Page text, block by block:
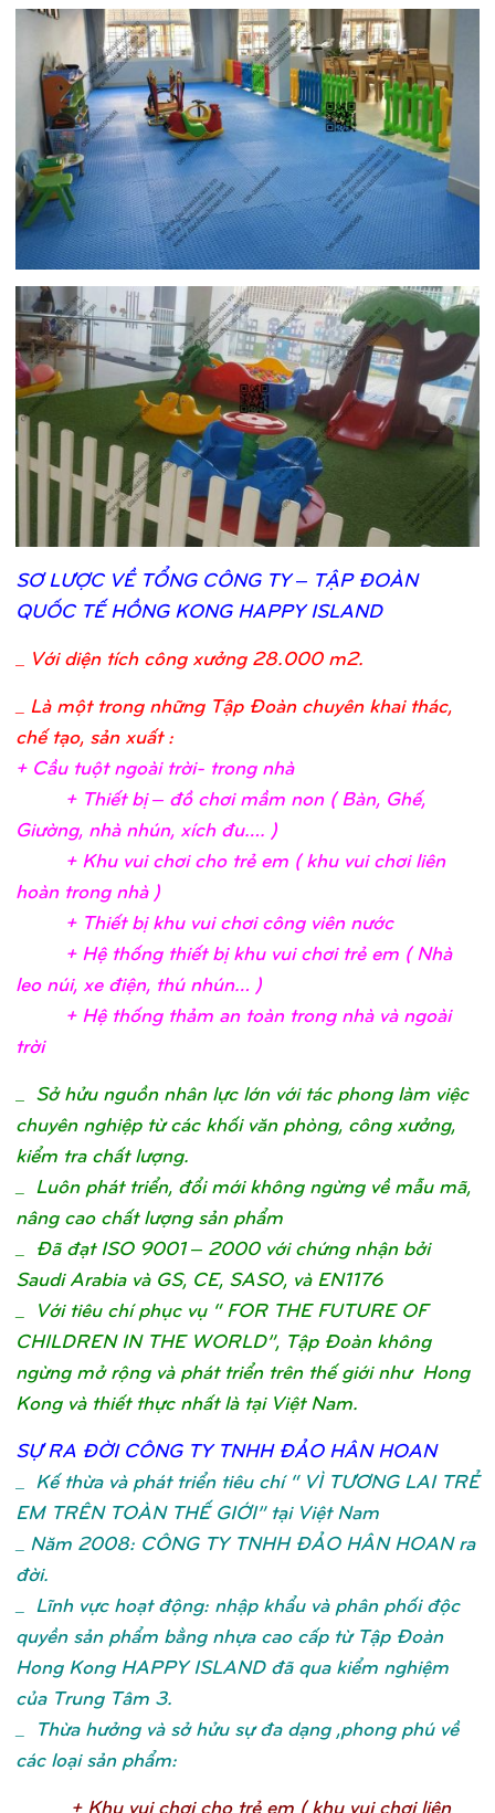
SƠLƯỢC VỀTỔNG CÔNG TY – TẬP ĐOÀN
QUỐC TẾHỒNG KONG HAPPY ISLAND
Với diện tích công xưởng 28.000 m2.
_ Là một trong những Tập Đoàn chuyên khai thác,
chế tạo, sản xuất :
+ Cầu tuột ngoài trời- trong nhà
+ Thiết bị– đồchơi mầm non ( Bàn, Ghế,
Giường, nhà nhún, xích đu…. )
+ Khu vui chơi cho trẻem ( khu vui chơi liên
hoàn trong nhà )
+ Thiết bịkhu vui chơi công viên nước
+ Hệthống thiết bịkhu vui chơi trẻem ( Nhà
leo núi, xe điện, thú nhún… )
+ Hệthống thảm an toàn trong nhà và ngoài
trời
Sở hửu nguồn nhân lực lớn với tác phong làm việc
chuyên nghiệp từ các khối văn phòng, công xưởng,
kiểm tra chất lượng.
_ Luôn phát triển, đổi mới không ngừng về mẫu mã,
nâng cao chất lượng sản phẩm
_ Đã đạt ISO 9001 – 2000 với chứng nhận bởi
Saudi Arabia và GS, CE, SASO, và EN1176
_ Với tiêu chí phục vụ “ FOR THE FUTURE OF
CHILDREN IN THE WORLD”, Tập Đoàn không
ngừng mở rộng và phát triển trên thế giới như Hong
Kong và thiết thực nhất là tại Việt Nam.
SỰRA ĐỜI CÔNG TY TNHH ĐẢO HÂN HOAN
Kế thừa và phát triển tiêu chí “ VÌ TƯƠNG LAI TRẺ
EM TRÊN TOÀN THẾ GIỚI” tại Việt Nam
_ Năm 2008: CÔNG TY TNHH ĐẢO HÂN HOAN ra
đời.
_ Lĩnh vực hoạt động: nhập khẩu và phân phối độc
quyền sản phẩm bằng nhựa cao cấp từ Tập Đoàn
Hong Kong HAPPY ISLAND đã qua kiểm nghiệm
của Trung Tâm 3.
_ Thừa hưởng và sở hửu sự đa dạng ,phong phú về
các loại sản phẩm:
+ Khu vui chơi cho trẻem ( khu vui chơi liên